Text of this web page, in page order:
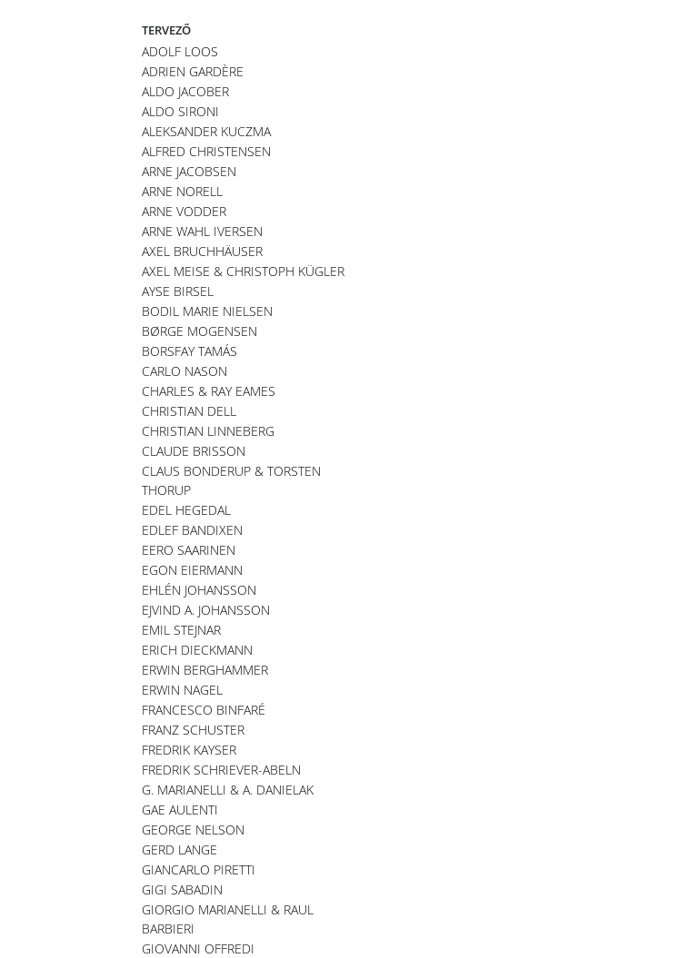
TERVEZŐ
ADOLF LOOS
ADRIEN GARDÈRE
ALDO JACOBER
ALDO SIRONI
ALEKSANDER KUCZMA
ALFRED CHRISTENSEN
ARNE JACOBSEN
ARNE NORELL
ARNE VODDER
ARNE WAHL IVERSEN
AXEL BRUCHHÄUSER
AXEL MEISE & CHRISTOPH KÜGLER
AYSE BIRSEL
BODIL MARIE NIELSEN
BØRGE MOGENSEN
BORSFAY TAMÁS
CARLO NASON
CHARLES & RAY EAMES
CHRISTIAN DELL
CHRISTIAN LINNEBERG
CLAUDE BRISSON
CLAUS BONDERUP & TORSTEN
THORUP
EDEL HEGEDAL
EDLEF BANDIXEN
EERO SAARINEN
EGON EIERMANN
EHLÉN JOHANSSON
EJVIND A. JOHANSSON
EMIL STEJNAR
ERICH DIECKMANN
ERWIN BERGHAMMER
ERWIN NAGEL
FRANCESCO BINFARÉ
FRANZ SCHUSTER
FREDRIK KAYSER
FREDRIK SCHRIEVER-ABELN
G. MARIANELLI & A. DANIELAK
GAE AULENTI
GEORGE NELSON
GERD LANGE
GIANCARLO PIRETTI
GIGI SABADIN
GIORGIO MARIANELLI & RAUL
BARBIERI
GIOVANNI OFFREDI